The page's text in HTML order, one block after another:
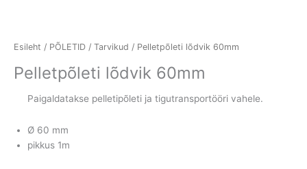
Esileht / PÕLETID / Tarvikud / Pelletpõleti lõdvik 60mm
Pelletpõleti lõdvik 60mm
Paigaldatakse pelletipõleti ja tigutransportööri vahele.
Ø 60 mm
pikkus 1m